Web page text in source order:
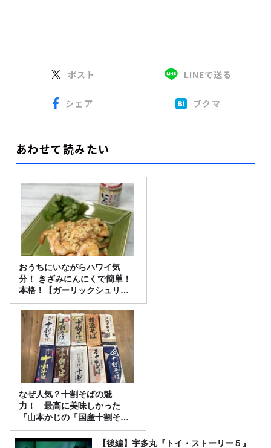
ポスト LINEで送る
シェア ブクマ
あわせて読みたい
おうちにいながらハワイ気
分！ きざみにんにくで簡単！
本格！【ガーリックシュリン
プ】 桃屋のかんたんレシピ
なぜ人気？十割そばの魅
力！ 最高に美味しかった
『山本かじの「国産十割そ
ば」』とは？【十割そば10種
食べ比べ】
【後編】宇多丸『トイ・ストーリー５』